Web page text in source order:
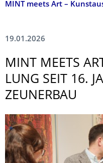
19.01.2026
MINT MEETS
LUNG SEIT 16.
ZEUNERBAU